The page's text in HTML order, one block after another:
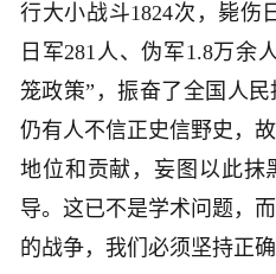
行大小战斗1824次，毙伤
日军281人、伪军1.8万余
笼政策”，振奋了全国人民
仍有人不信正史信野史，
地位和贡献，妄图以此抹
导。这已不是学术问题，
的战争，我们必须坚持正